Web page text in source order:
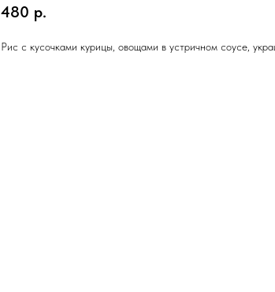
480 р.
Рис с кусочками курицы, овощами в устричном соусе,